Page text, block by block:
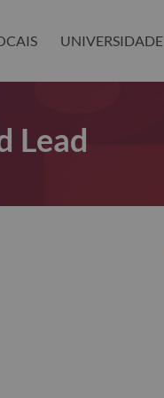
UNIVERSIDADE
Lead